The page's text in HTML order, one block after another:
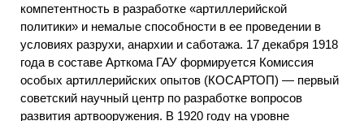
компетентность в разработке «артиллерийской
политики» и немалые способности в ее проведении в
условиях разрухи, анархии и саботажа. 17 декабря 1918
года в составе Арткома ГАУ формируется Комиссия
особых артиллерийских опытов (КОСАРТОП) — первый
советский научный центр по разработке вопросов
развития артвооружения. В 1920 году на уровне